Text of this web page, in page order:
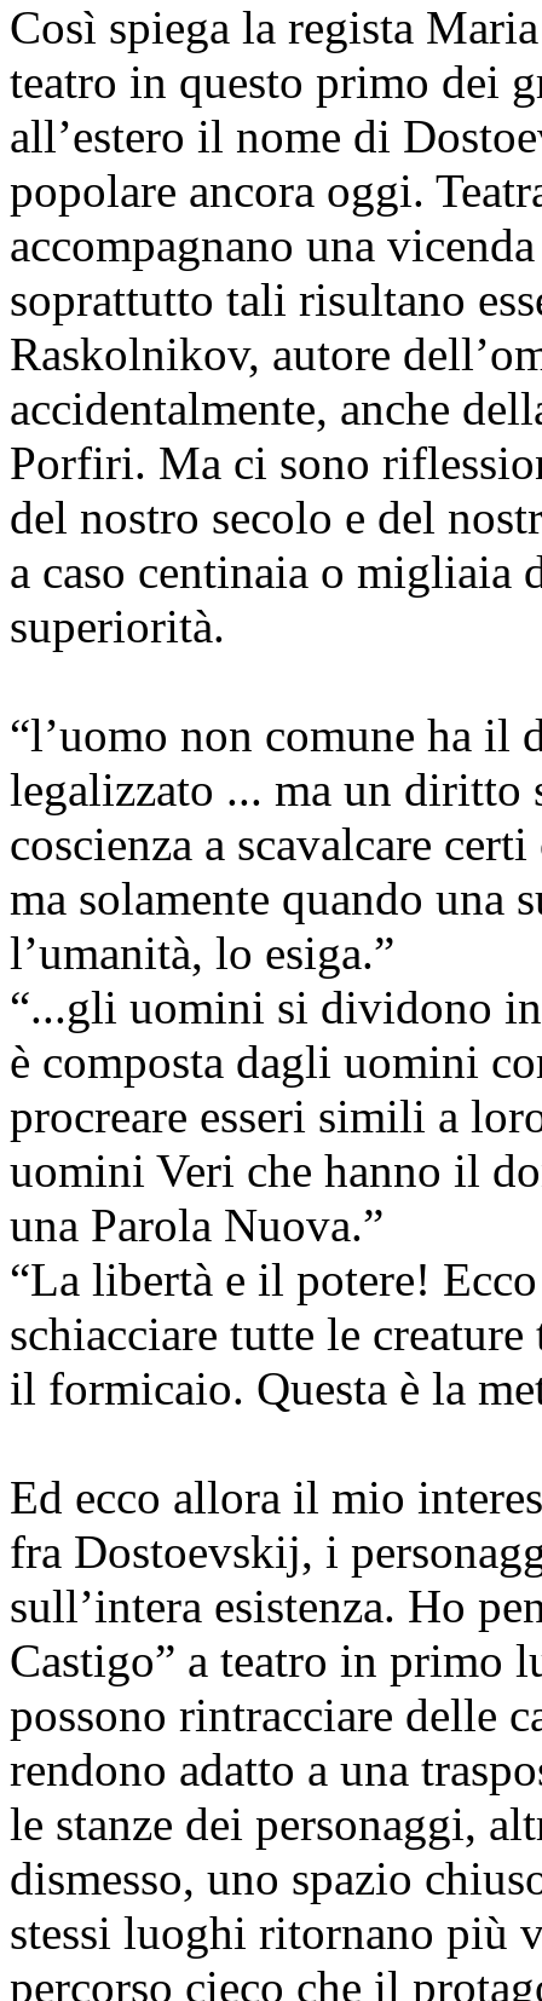
Così spiega la regista
teatro in questo primo dei
all’estero il nome di
popolare ancora oggi.
accompagnano una
soprattutto tali risultano
Raskolnikov, autore
accidentalmente, anche
Porfiri. Ma ci sono
del nostro secolo e del
a caso centinaia o migliaia
superiorità.
“l’uomo non comune ha
legalizzato ... ma un diritto
coscienza a scavalcare
ma solamente quando una
l’umanità, lo esiga.”
“...gli uomini si dividono
è composta dagli uomini
procreare esseri simili a
uomini Veri che hanno il
una Parola Nuova.”
“La libertà e il potere!
schiacciare tutte le
il formicaio. Questa è la
Ed ecco allora il mio
fra Dostoevskij, i
sull’intera esistenza. Ho
Castigo” a teatro in primo
possono rintracciare delle
rendono adatto a una
le stanze dei personaggi,
dismesso, uno spazio
stessi luoghi ritornano più
percorso cieco che il